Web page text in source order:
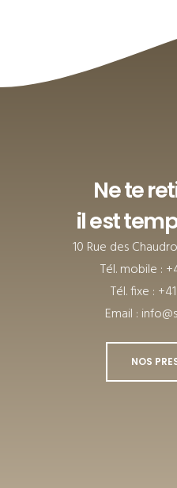
Ne te
il est
10 Rue des
Tél. mobile :
Tél. fixe :
Email :
NOS